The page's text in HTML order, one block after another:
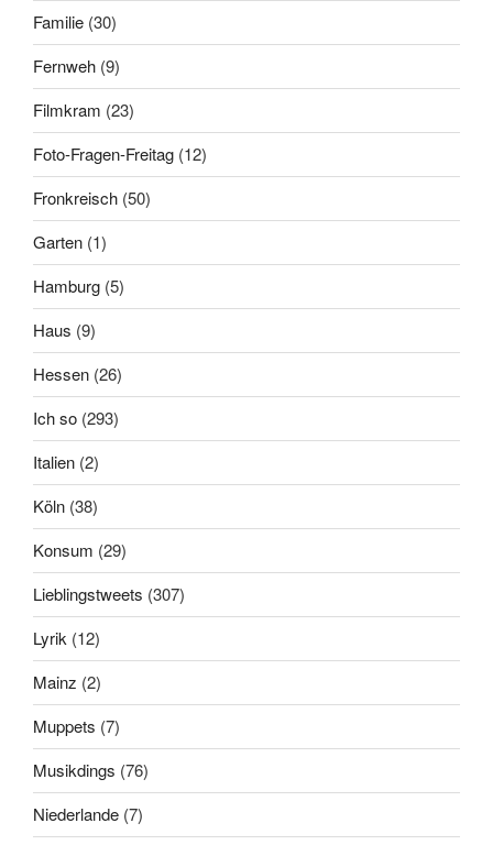
Familie (30)
Fernweh (9)
Filmkram (23)
Foto-Fragen-Freitag (12)
Fronkreisch (50)
Garten (1)
Hamburg (5)
Haus (9)
Hessen (26)
Ich so (293)
Italien (2)
Köln (38)
Konsum (29)
Lieblingstweets (307)
Lyrik (12)
Mainz (2)
Muppets (7)
Musikdings (76)
Niederlande (7)